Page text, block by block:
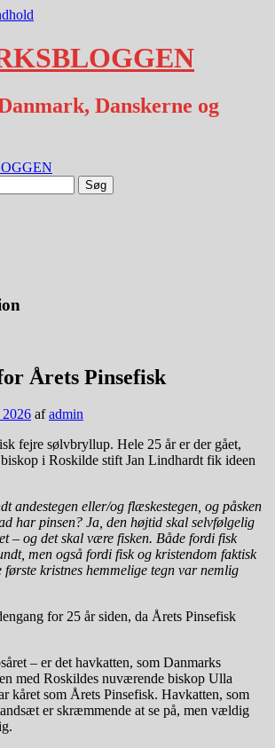
Danskerne og
Årets Pinsefisk
2026 afadmin
fejre sølvbryllup. Hele 25 år er der gået,
i Roskilde stift Jan Lindhardt fik ideen
andestegen eller/og flæskestegen, og påsken
har pinsen? Ja, den højtid skal selvfølgelig
– og det skal være fisken. Både fordi fisk
men også fordi fisk og kristendom faktisk
kristnes hemmelige tegn var nemlig
for 25 år siden, da Årets Pinsefisk
– er det havkatten, som Danmarks
med Roskildes nuværende biskop Ulla
kåret som Årets Pinsefisk. Havkatten, som
er skræmmende at se på, men vældig